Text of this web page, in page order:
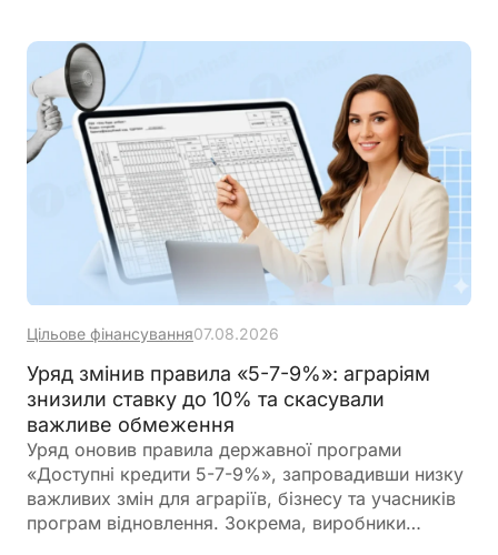
Цільове фінансування07.08.2026
Уряд змінив правила «5-7-9%»: аграріям
знизили ставку до 10% та скасували
важливе обмеження
Уряд оновив правила державної програми
«Доступні кредити 5-7-9%», запровадивши низку
важливих змін для аграріїв, бізнесу та учасників
програм відновлення. Зокрема, виробники